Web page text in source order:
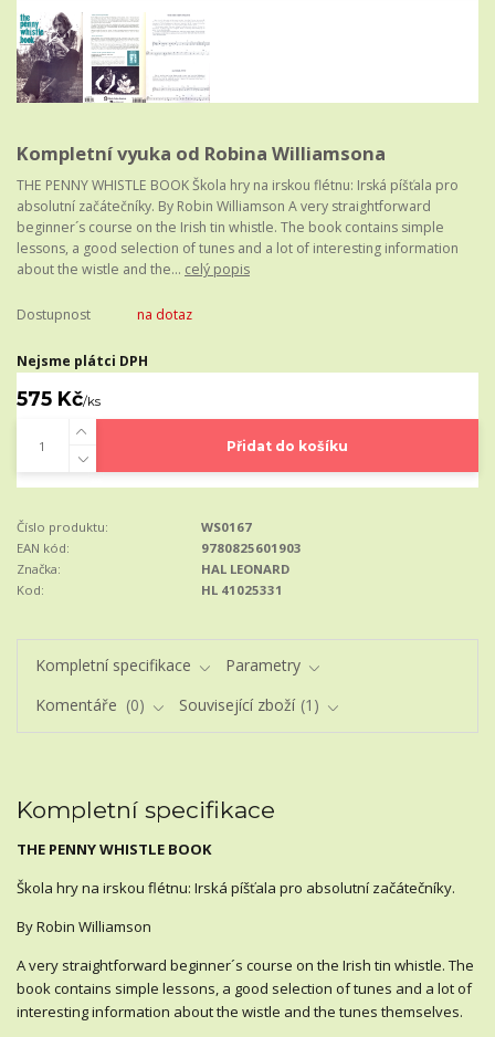
Kompletní vyuka od Robina Williamsona
THE PENNY WHISTLE BOOK Škola hry na irskou flétnu: Irská píšťala pro
absolutní začátečníky. By Robin Williamson A very straightforward
beginner´s course on the Irish tin whistle. The book contains simple
lessons, a good selection of tunes and a lot of interesting information
about the wistle and the... celý popis
Dostupnost na dotaz
Nejsme plátci DPH
575 Kč/ks
Přidat do košíku
Číslo produktu:
WS0167
EAN kód:
9780825601903
Značka:
HAL LEONARD
Kod:
HL 41025331
Kompletní specifikace
Parametry
Komentáře
0 Související zboží 1
Kompletní specifikace
THE PENNY WHISTLE BOOK
Škola hry na irskou flétnu: Irská píšťala pro absolutní začátečníky.
By Robin Williamson
A very straightforward beginner´s course on the Irish tin whistle. The
book contains simple lessons, a good selection of tunes and a lot of
interesting information about the wistle and the tunes themselves.